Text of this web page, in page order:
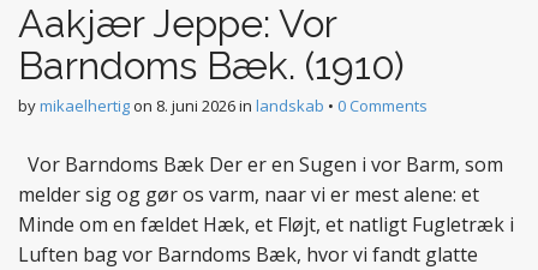
t
Aakjær Jeppe: Vor
Barndoms Bæk. (1910)
bymikaelhertigon 8. juni 2026in landskab • 0 Comments
Vor Barndoms Bæk Der er en Sugen i vor Barm, som
melder sig og gør os varm, naar vi er mest alene: et
Minde om en fældet Hæk, et Fløjt, et natligt Fugletræk i
Luften bag vor Barndoms Bæk, hvor vi fandt glatte